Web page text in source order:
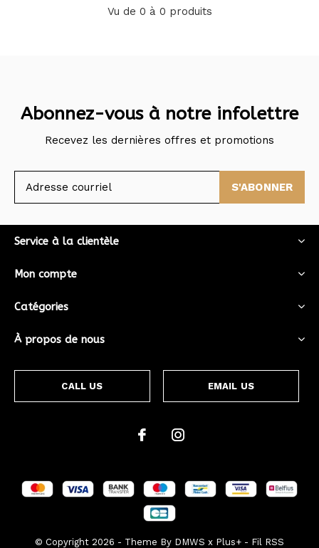
Vu de 0 à 0 produits
Abonnez-vous à notre infolettre
Recevez les dernières offres et promotions
S'ABONNER
Service à la clientèle
Mon compte
Catégories
À propos de nous
CALL US EMAIL US
© Copyright 2026 - Theme By DMWS x Plus+ - Fil RSS